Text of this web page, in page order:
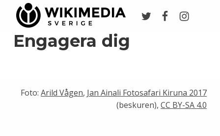
Engagera dig
Foto:Arild Vågen, Jan Ainali Fotosafari Kiruna 2017
(beskuren),CC BY-SA 4.0